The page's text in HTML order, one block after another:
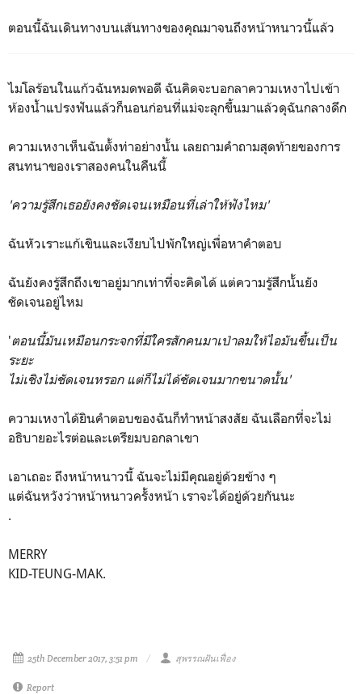
ตอนนี้ฉันเดินทางบนเส้นทางของคุณมาจนถึงหน้าหนาวนี้แล้ว
ไมโลร้อนในแก้วฉันหมดพอดี ฉันคิดจะบอกลาความเหงาไปเข้า
ห้องน้ำแปรงฟันแล้วก็นอนก่อนที่แม่จะลุกขึ้นมาแล้วดุฉันกลางดึก
ความเหงาเห็นฉันตั้งท่าอย่างนั้น เลยถามคำถามสุดท้ายของการ
สนทนาของเราสองคนในคืนนี้
'ความรู้สึกเธอยังคงชัดเจนเหมือนที่เล่าให้ฟังไหม'
ฉันหัวเราะแก้เขินและเงียบไปพักใหญ่เพื่อหาคำตอบ
ฉันยังคงรู้สึกถึงเขาอยู่มากเท่าที่จะคิดได้ แต่ความรู้สึกนั้นยัง
ชัดเจนอยู่ไหม
'ตอนนี้มันเหมือนกระจกที่มีใครสักคนมาเป่าลมให้ไอมันขึ้นเป็น
ระยะ
ไม่เชิงไม่ชัดเจนหรอก แต่ก็ไม่ได้ชัดเจนมากขนาดนั้น'
ความเหงาได้ยินคำตอบของฉันก็ทำหน้าสงสัย ฉันเลือกที่จะไม่
อธิบายอะไรต่อและเตรียมบอกลาเขา
เอาเถอะ ถึงหน้าหนาวนี้ ฉันจะไม่มีคุณอยู่ด้วยข้าง ๆ
แต่ฉันหวังว่าหน้าหนาวครั้งหน้า เราจะได้อยู่ด้วยกันนะ
.
MERRY
KID-TEUNG-MAK.
25th December 2017, 3:51 pm สุพรรณฝันเฟื่อง
Report